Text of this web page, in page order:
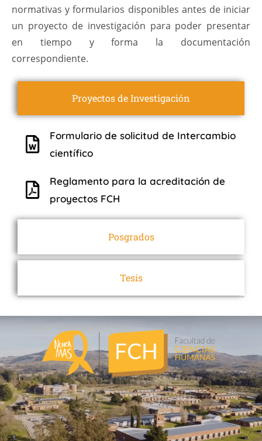
normativas y formularios disponibles antes de iniciar
un proyecto de investigación para poder presentar
en tiempo y forma la documentación
correspondiente.
Proyectos de Investigación
Posgrados
Tesis
Formulario de solicitud de Intercambio
científico
Reglamento para la acreditación de
proyectos FCH